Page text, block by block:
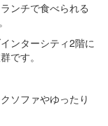
ンチで食べられる
ンターシティ2階に
です。
ソファやゆったり